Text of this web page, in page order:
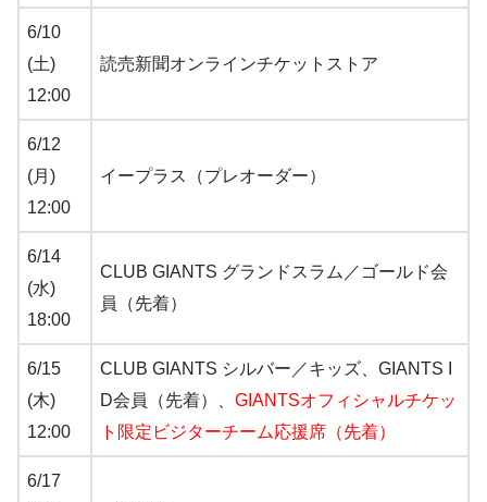
6/10
(土)
12:00
読売新聞オンラインチケットストア
6/12
(月)
12:00
イープラス（プレオーダー）
6/14
(水)
18:00
CLUB GIANTS グランドスラム／ゴールド会
員（先着）
6/15
(木)
12:00
CLUB GIANTS シルバー／キッズ、GIANTS I
D会員（先着）、 GIANTSオフィシャルチケッ
ト限定ビジターチーム応援席（先着）
6/17